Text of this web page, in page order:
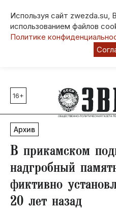
Используя сайт zwezda.su,
использованием файлов
Политике
Главные темы
80 лет Победы
Молодежная столица РФ
СВО
Выборы в Пермском крае
Социальная поддержка
Инфраструктура
Благоустройство
16+
Архив
В прикамском
надгробный
фиктивно
20 лет назад